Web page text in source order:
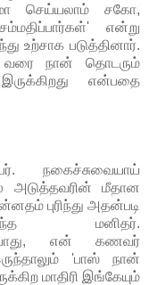
செய்யலாம் சகோ,
என்று
உற்சாக படுத்தினார்.
நான் தொடரும்
என்பதை
நகைச்சுவையாய்
அடுத்தவரின் மீதான
புரிந்து அதன்படி
மனிதர்.
போது, என் கணவர்
'பாஸ் நான்
மாதிரி இங்கேயும்